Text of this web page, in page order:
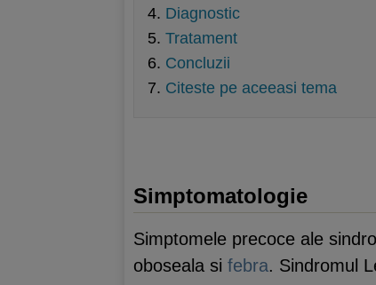
Diagnostic
Tratament
Concluzii
Citeste pe aceeasi tema
Simptomatologie
Simptomele precoce ale
oboseala si febra. Sindromul